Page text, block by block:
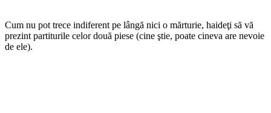
Cum nu pot trece indiferent pe lângă nici o mărturie, haideţi să vă
prezint partiturile celor două piese (cine ştie, poate cineva are nevoie
de ele).